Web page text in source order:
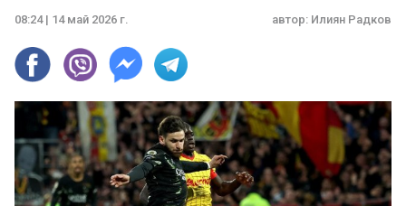
08:24 | 14 май 2026 г. автор: Илиян Радков